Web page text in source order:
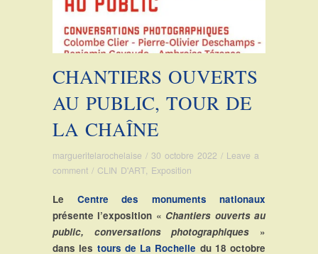
CHANTIERS OUVERTS
AU PUBLIC, TOUR DE
LA CHAÎNE
margueritelarochelaise / 30 octobre 2022 / Leave a
comment / CLIN D'ART, Exposition
Le Centre des monuments nationaux
présente l’exposition « Chantiers ouverts au
public, conversations photographiques »
dans les tours de La Rochelle du 18 octobre